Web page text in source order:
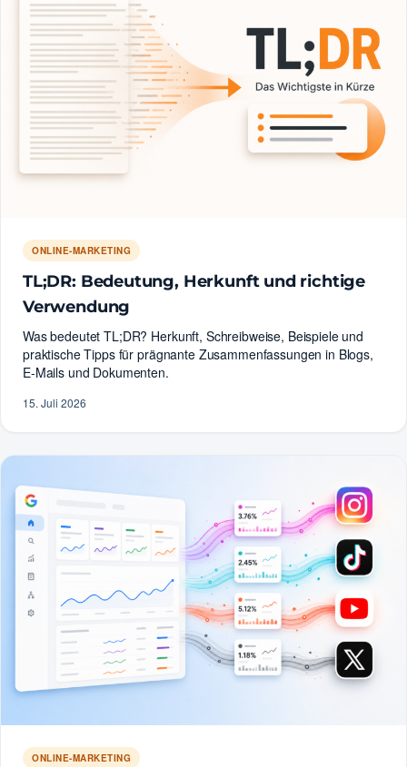
ONLINE-MARKETING
TL;DR: Bedeutung, Herkunft und richtige
Verwendung
Was bedeutet TL;DR? Herkunft, Schreibweise, Beispiele und
praktische Tipps für prägnante Zusammenfassungen in Blogs,
E-Mails und Dokumenten.
15. Juli 2026
ONLINE-MARKETING